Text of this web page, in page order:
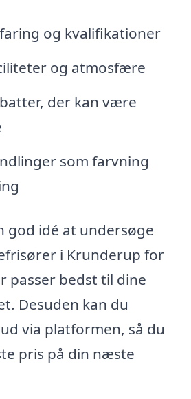
og kvalifikationer
og atmosfære
der kan være
som farvning
god idé at undersøge
i Krunderup for
passer bedst til dine
Desuden kan du
via platformen, så du
pris på din næste